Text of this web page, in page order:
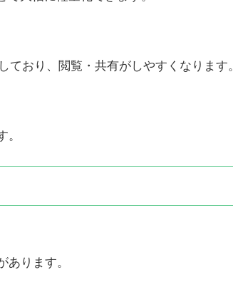
ており、閲覧・共有がしやすくなります
ります。